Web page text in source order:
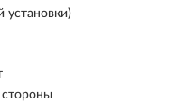
установки)